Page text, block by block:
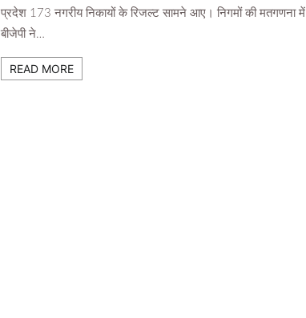
प्रदेश 173 नगरीय निकायों के रिजल्ट सामने आए। निगमों की मतगणना में
बीजेपी ने…
READ MORE